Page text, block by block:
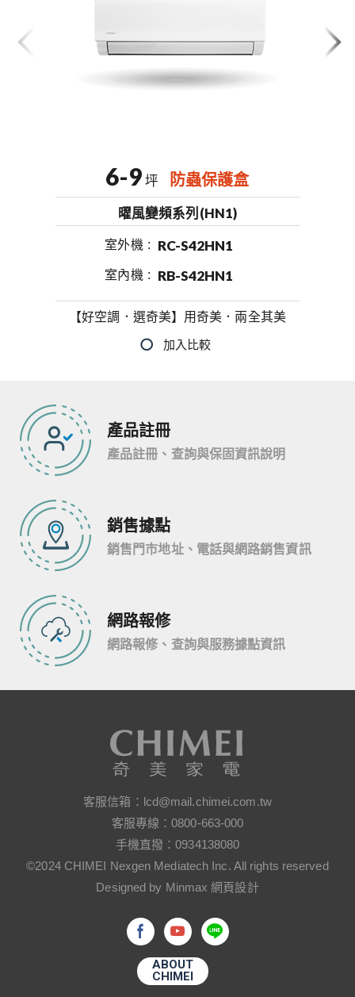
6-9 坪 防蟲保護盒
曜風變頻系列(HN1)
室外機 RC-S42HN1
室內機 RB-S42HN1
【好空調．選奇美】用奇美．兩全其美
產品註冊
產品註冊、查詢與保固資訊說明
銷售據點
銷售門市地址、電話與網路銷售資訊
網路報修
網路報修、查詢與服務據點資訊
客服信箱： lcd@mail.chimei.com.tw
客服專線：0800-663-000
手機直撥：0934138080
©2024 CHIMEI Nexgen Mediatech Inc. All rights reserved
Designed by Minmax 網頁設計
ABOUT
CHIMEI